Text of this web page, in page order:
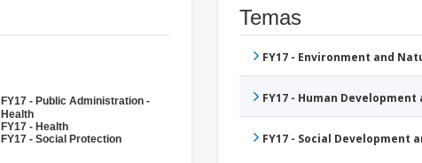
FY17 - Public Administration -
Health
FY17 - Health
FY17 - Social Protection
Temas
FY17 - Environment and
FY17 - Human Development
FY17 - Social Development